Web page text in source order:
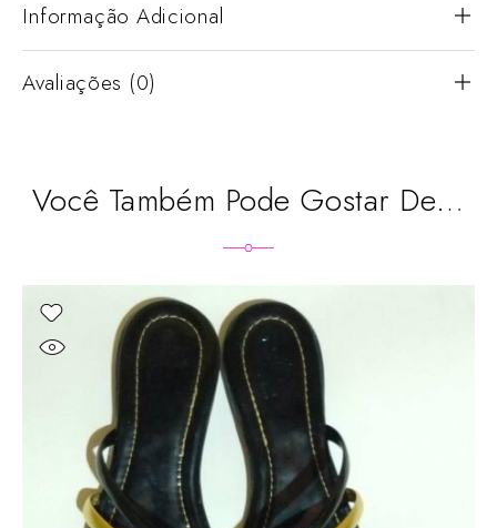
Informação Adicional
Avaliações (0)
Você Também Pode Gostar De…